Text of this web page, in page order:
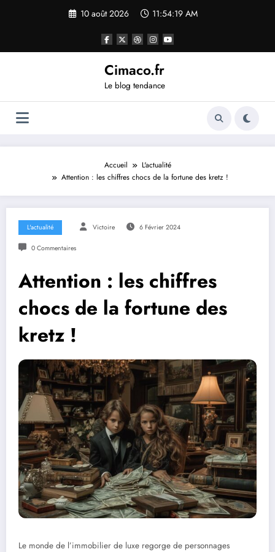
10 août 2026 11:54:20 AM
Cimaco.fr
Le blog tendance
Accueil
L'actualité
Attention : les chiffres chocs de la fortune des kretz !
L'actualité Victoire 6 Février 2024
0 Commentaires
Attention : les chiffres
chocs de la fortune des
kretz !
Le monde de l’immobilier de luxe regorge de personnages